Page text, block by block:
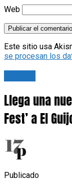
Web
Este sitio usa
se procesan los
Llega una
Fest’ a El
Publicado